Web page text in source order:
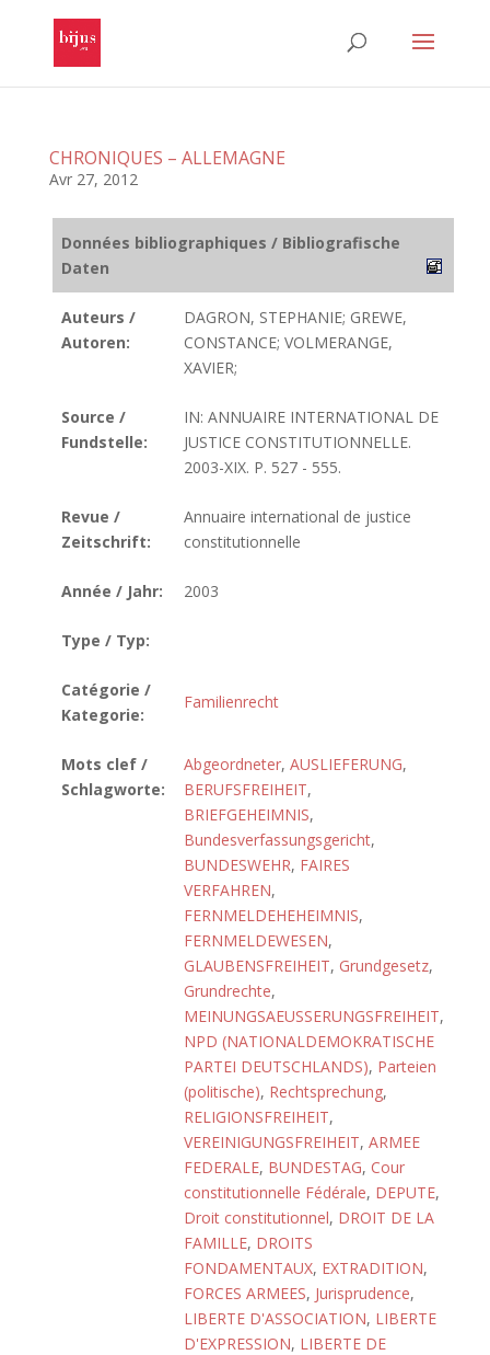
CHRONIQUES – ALLEMAGNE
Avr 27, 2012
Données bibliographiques / Bibliografische
Daten
Auteurs /
Autoren:
DAGRON, STEPHANIE; GREWE,
CONSTANCE; VOLMERANGE,
XAVIER;
Source /
Fundstelle:
IN: ANNUAIRE INTERNATIONAL DE
JUSTICE CONSTITUTIONNELLE.
2003-XIX. P. 527 - 555.
Revue /
Zeitschrift:
Annuaire international de justice
constitutionnelle
Année / Jahr: 2003
Type / Typ:
Catégorie /
Kategorie:
Familienrecht
Mots clef /
Schlagworte:
Abgeordneter, AUSLIEFERUNG,
BERUFSFREIHEIT,
BRIEFGEHEIMNIS,
Bundesverfassungsgericht,
BUNDESWEHR, FAIRES
VERFAHREN,
FERNMELDEHEHEIMNIS,
FERNMELDEWESEN,
GLAUBENSFREIHEIT, Grundgesetz,
Grundrechte,
MEINUNGSAEUSSERUNGSFREIHEIT,
NPD (NATIONALDEMOKRATISCHE
PARTEI DEUTSCHLANDS), Parteien
(politische), Rechtsprechung,
RELIGIONSFREIHEIT,
VEREINIGUNGSFREIHEIT, ARMEE
FEDERALE, BUNDESTAG, Cour
constitutionnelle Fédérale, DEPUTE,
Droit constitutionnel, DROIT DE LA
FAMILLE, DROITS
FONDAMENTAUX, EXTRADITION,
FORCES ARMEES, Jurisprudence,
LIBERTE D'ASSOCIATION, LIBERTE
D'EXPRESSION, LIBERTE DE